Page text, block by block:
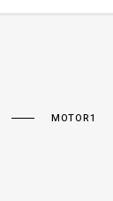
TU
MOTOR1